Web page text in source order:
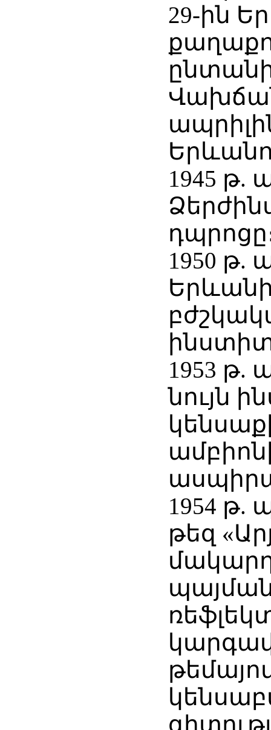
29-ին
1945 թ.
1950 թ.
1953 թ.
նույն
1954 թ.
թեզ